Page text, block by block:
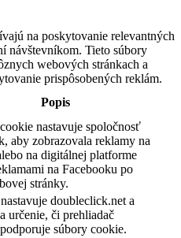
na poskytovanie relevantných
návštevníkom. Tieto súbory
webových stránkach a
prispôsobených reklám.
Popis
nastavuje spoločnosť
aby zobrazovala reklamy na
na digitálnej platforme
na Facebooku po
stránky.
doubleclick.net a
určenie, či prehliadač
súbory cookie.